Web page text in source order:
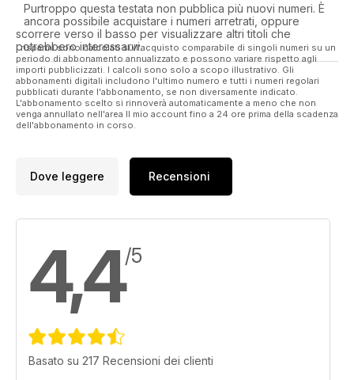
Purtroppo questa testata non pubblica più nuovi numeri. È
ancora possibile acquistare i numeri arretrati, oppure
scorrere verso il basso per visualizzare altri titoli che
potrebbero interessarvi.
I risparmi sono calcolati sull'acquisto comparabile di singoli numeri su un
periodo di abbonamento annualizzato e possono variare rispetto agli
importi pubblicizzati. I calcoli sono solo a scopo illustrativo. Gli
abbonamenti digitali includono l'ultimo numero e tutti i numeri regolari
pubblicati durante l'abbonamento, se non diversamente indicato.
L'abbonamento scelto si rinnoverà automaticamente a meno che non
venga annullato nell'area Il mio account fino a 24 ore prima della scadenza
dell'abbonamento in corso.
Dove leggere Recensioni
4,4/5
Basato su 217 Recensioni dei clienti